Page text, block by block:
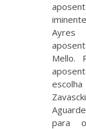
Mello.
para